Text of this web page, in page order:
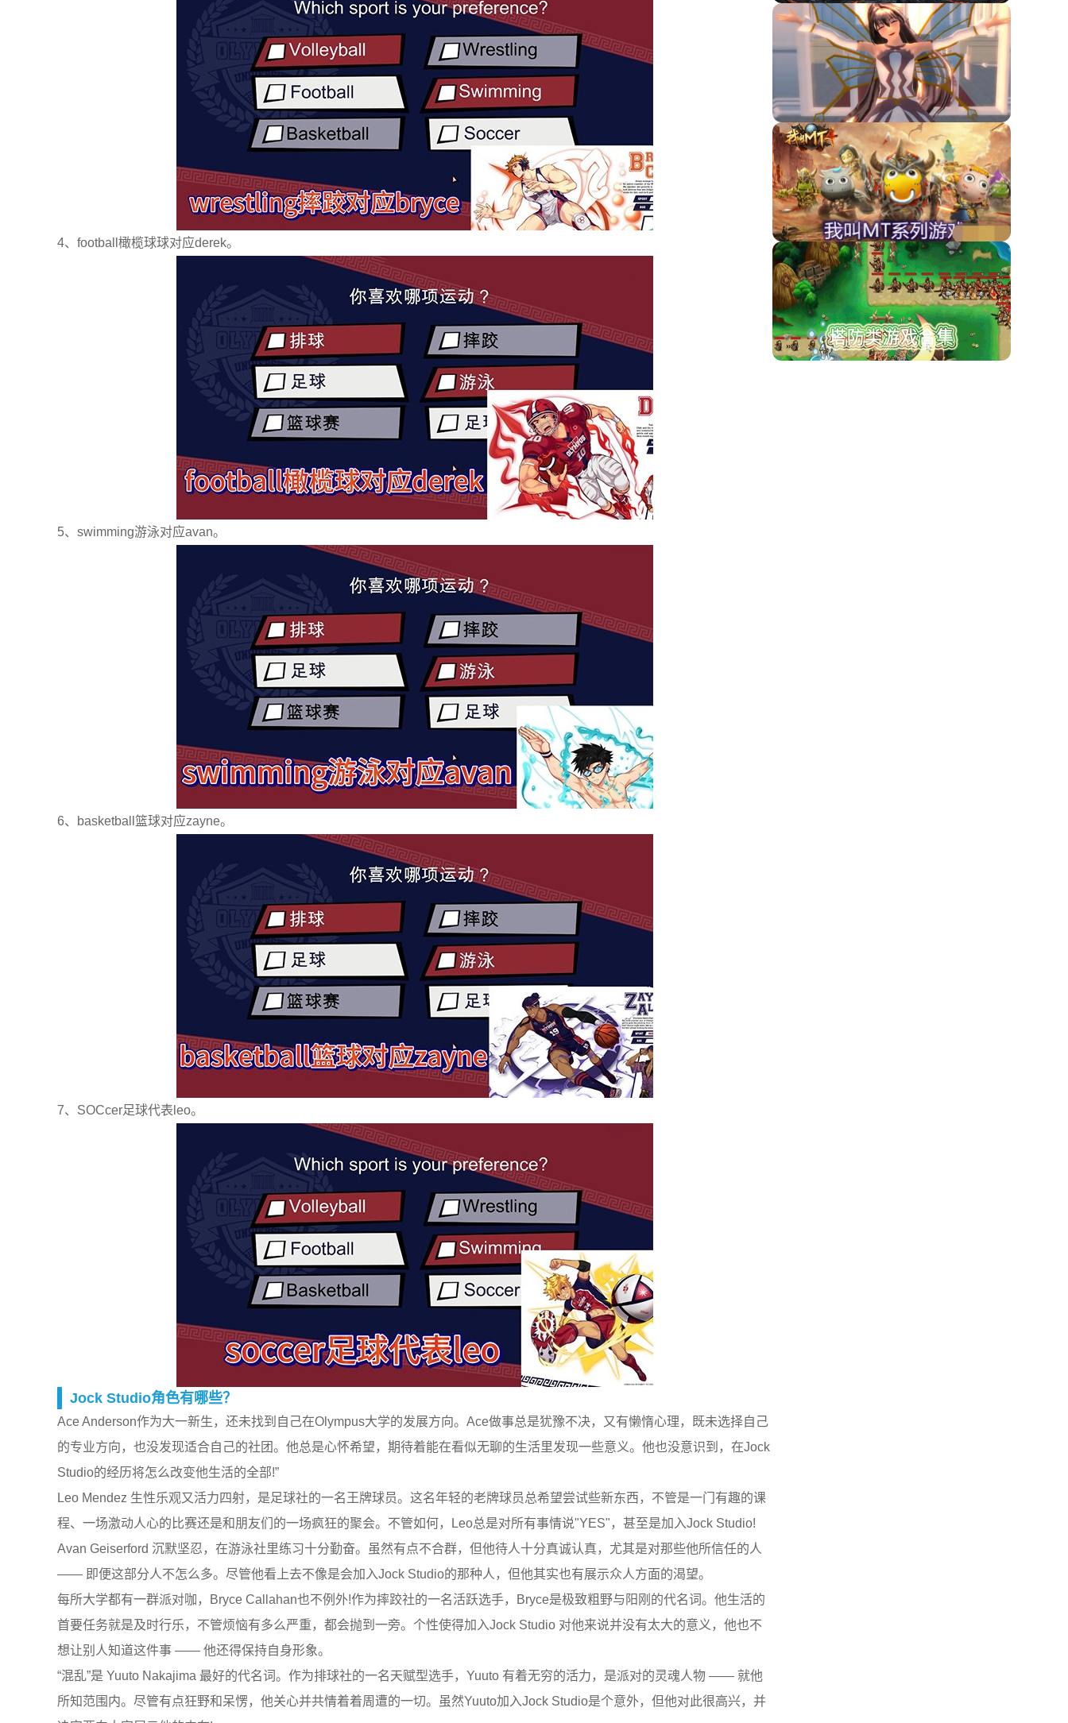
4、football橄榄球球对应derek。
5、swimming游泳对应avan。
6、basketball篮球对应zayne。
7、SOCcer足球代表leo。
Jock Studio角色有哪些？
Ace Anderson作为大一新生，还未找到自己在Olympus大学的发展方向。Ace做事总是犹豫不决，又有懒惰心理，既未选择自己
的专业方向，也没发现适合自己的社团。他总是心怀希望，期待着能在看似无聊的生活里发现一些意义。他也没意识到，在Jock
Studio的经历将怎么改变他生活的全部!”
Leo Mendez 生性乐观又活力四射，是足球社的一名王牌球员。这名年轻的老牌球员总希望尝试些新东西，不管是一门有趣的课
程、一场激动人心的比赛还是和朋友们的一场疯狂的聚会。不管如何，Leo总是对所有事情说"YES"，甚至是加入Jock Studio!
Avan Geiserford 沉默坚忍，在游泳社里练习十分勤奋。虽然有点不合群，但他待人十分真诚认真，尤其是对那些他所信任的人
—— 即便这部分人不怎么多。尽管他看上去不像是会加入Jock Studio的那种人，但他其实也有展示众人方面的渴望。
每所大学都有一群派对咖，Bryce Callahan也不例外!作为摔跤社的一名活跃选手，Bryce是极致粗野与阳刚的代名词。他生活的
首要任务就是及时行乐，不管烦恼有多么严重，都会抛到一旁。个性使得加入Jock Studio 对他来说并没有太大的意义，他也不
想让别人知道这件事 —— 他还得保持自身形象。
“混乱”是 Yuuto Nakajima 最好的代名词。作为排球社的一名天赋型选手，Yuuto 有着无穷的活力，是派对的灵魂人物 —— 就他
所知范围内。尽管有点狂野和呆愣，他关心并共情着着周遭的一切。虽然Yuuto加入Jock Studio是个意外，但他对此很高兴，并